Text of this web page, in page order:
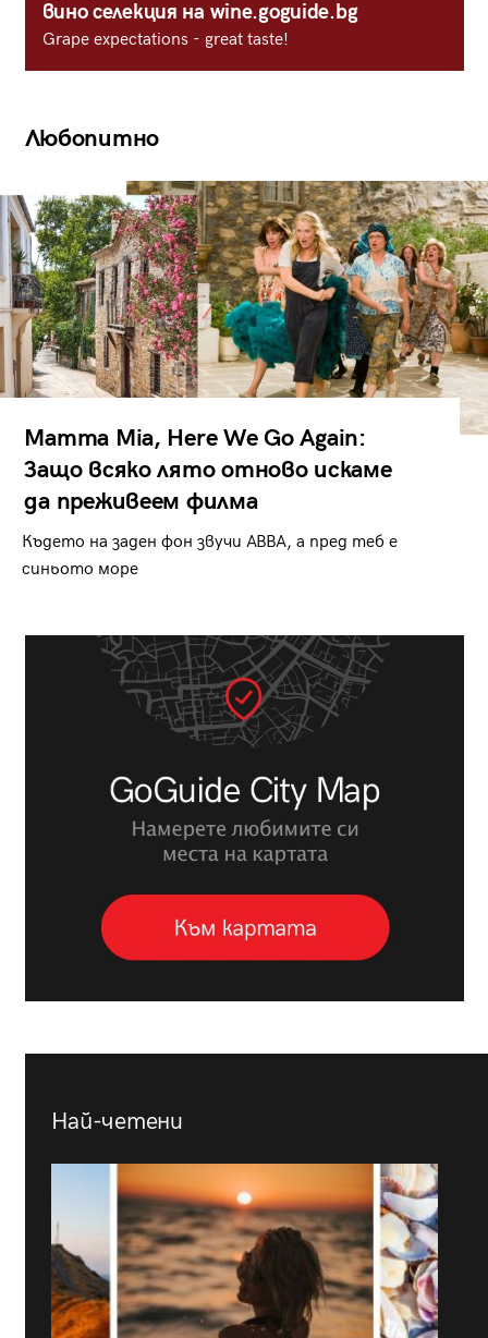
вино селекция на wine.goguide.bg
Grape expectations - great taste!
Любопитно
Mamma Mia, Here We Go Again:
Защо всяко лято отново искаме
да преживеем филма
Където на заден фон звучи ABBA, а пред теб е
синьото море
Най-четени